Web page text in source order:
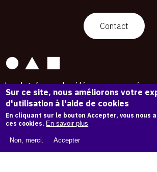
Contact
La plateforme de référence pour créer,
conserver et promouvoir l'Histoire de
Des catalogues raisonnés aux archives
d'expositions.
43 254 œuvres d'art — 7 587 expositions
Copyright © OAM 2026. Tous droits réservés.
Sur ce site, nous améliorons votre
d'utilisation à l'aide de cookies
En cliquant sur le bouton Accepter, vous nous
ces cookies. En savoir plus
Non, merci. Accepter